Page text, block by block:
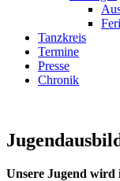
Tanzkreis
Termine
Presse
Chronik
Unsere Jugend wird